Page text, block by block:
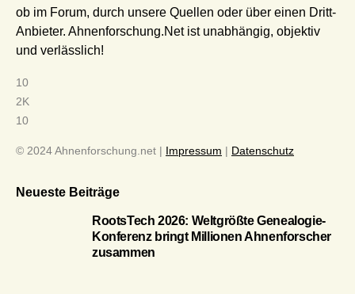
ob im Forum, durch unsere Quellen oder über einen Dritt-
Anbieter. Ahnenforschung.Net ist unabhängig, objektiv
und verlässlich!
10
2K
10
© 2024 Ahnenforschung.net | Impressum | Datenschutz
Neueste Beiträge
RootsTech 2026: Weltgrößte Genealogie-
Konferenz bringt Millionen Ahnenforscher
zusammen